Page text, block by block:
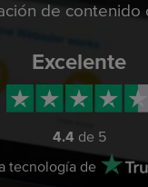
de contenido
Excelente
4.4 de 5
tecnología de